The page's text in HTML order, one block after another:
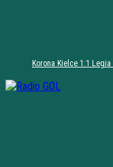
Korona Kielce 1:1